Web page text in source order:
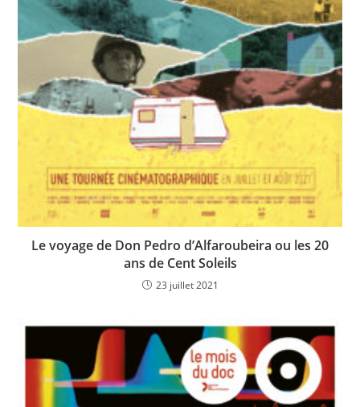
Le voyage de Don Pedro d’Alfaroubeira ou les 20
ans de Cent Soleils
23 juillet 2021